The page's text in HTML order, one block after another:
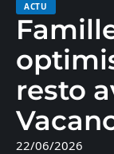
ACTU
resto
22/06/2026